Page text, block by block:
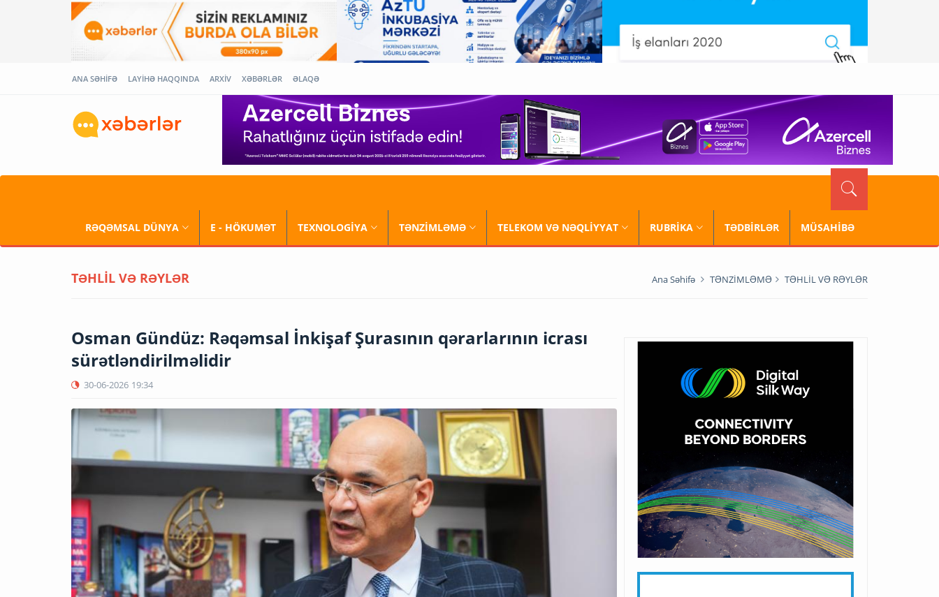
ANA SƏHİFƏ LAYİHƏ HAQQINDA ARXİV XƏBƏRLƏR ƏLAQƏ
RƏQƏMSAL DÜNYA E - HÖKUMƏT TEXNOLOGİYA TƏNZİMLƏMƏ TELEKOM VƏ NƏQLİYYAT RUBRİKA TƏDBİRLƏR MÜSAHİBƏ
TƏHLİL VƏ RƏYLƏR Ana Səhifə TƏNZİMLƏMƏ TƏHLİL VƏ RƏYLƏR
Osman Gündüz: Rəqəmsal İnkişaf Şurasının qərarlarının icrası
sürətləndirilməlidir
30-06-2026 19:34